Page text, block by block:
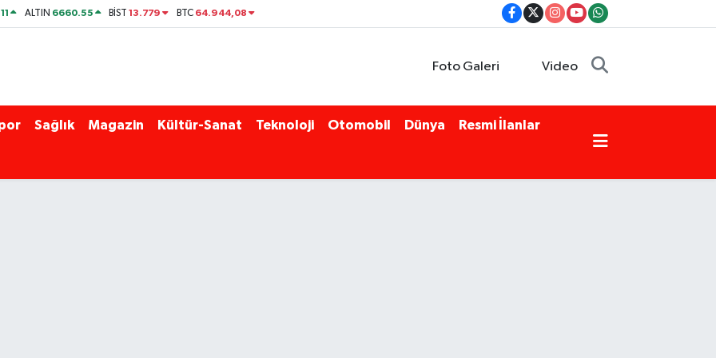
ALTIN 6660.55 BİST13.779 BTC 64.944,08
Foto Galeri Video
Sağlık Magazin Kültür-Sanat Teknoloji Otomobil Dünya Resmi İlanlar